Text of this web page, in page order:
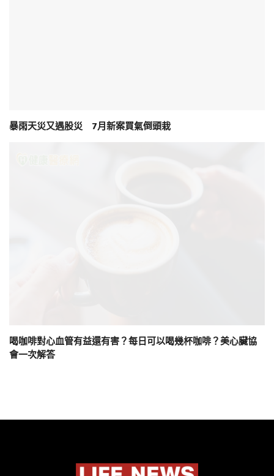
暴雨天災又遇股災 7月新案買氣倒頭栽
喝咖啡對心血管有益還有害？每日可以喝幾杯咖啡？美心臟協
會一次解答